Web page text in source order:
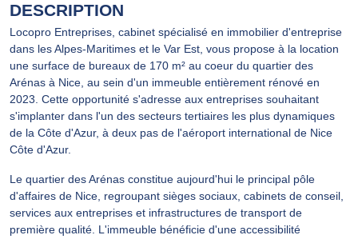
DESCRIPTION
Locopro Entreprises, cabinet spécialisé en immobilier d'entreprise
dans les Alpes-Maritimes et le Var Est, vous propose à la location
une surface de bureaux de 170 m² au coeur du quartier des
Arénas à Nice, au sein d'un immeuble entièrement rénové en
2023. Cette opportunité s'adresse aux entreprises souhaitant
s'implanter dans l'un des secteurs tertiaires les plus dynamiques
de la Côte d'Azur, à deux pas de l'aéroport international de Nice
Côte d'Azur.
Le quartier des Arénas constitue aujourd'hui le principal pôle
d'affaires de Nice, regroupant sièges sociaux, cabinets de conseil,
services aux entreprises et infrastructures de transport de
première qualité. L'immeuble bénéficie d'une accessibilité